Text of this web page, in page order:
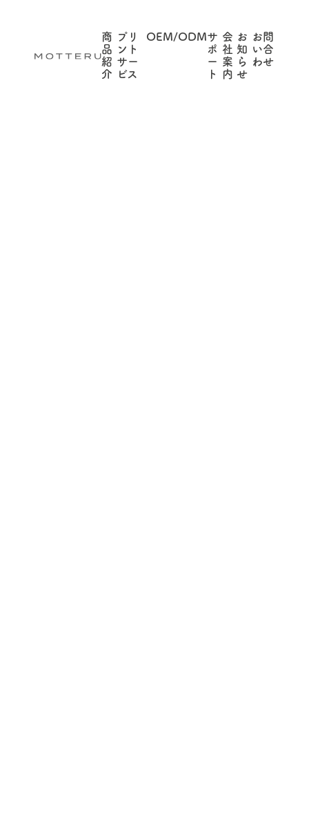
商
品
紹
介
プリ
ント
サー
ビス
OEM/ODMサ
ポ
ー
ト
会
社
案
内
お
知
ら
せ
お問
い合
わせ